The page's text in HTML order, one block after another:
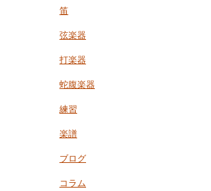
笛
弦楽器
打楽器
蛇腹楽器
練習
楽譜
ブログ
コラム